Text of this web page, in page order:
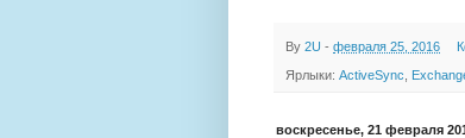
By 2U - февраля 25, 2016
Ярлыки: ActiveSync
воскресенье, 21 февраля